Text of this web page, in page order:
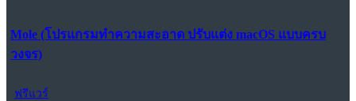
Mole (โปรแกรมทำความสะอาด ปรับแต่ง macOS แบบครบ
วงจร)
ฟรีแวร์